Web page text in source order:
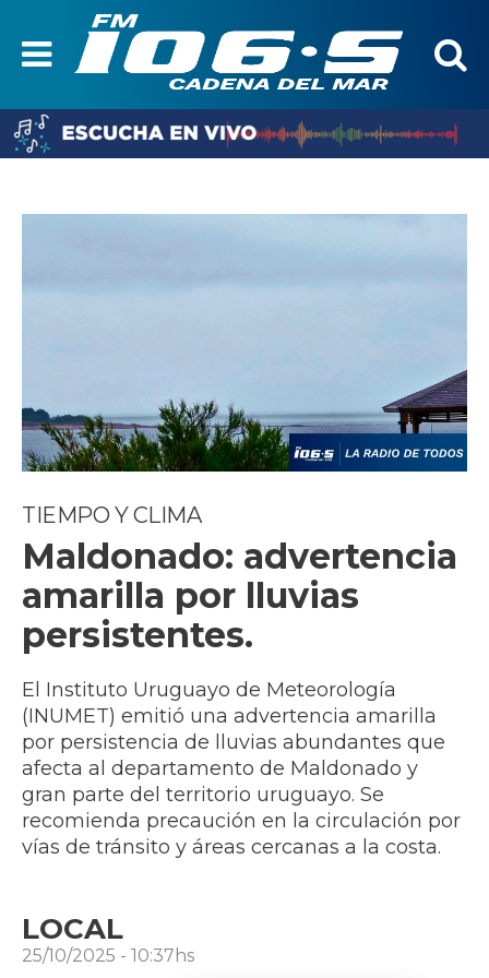
TIEMPO Y CLIMA
Maldonado: advertencia
amarilla por lluvias
persistentes.
El Instituto Uruguayo de Meteorología
(INUMET) emitió una advertencia amarilla
por persistencia de lluvias abundantes que
afecta al departamento de Maldonado y
gran parte del territorio uruguayo. Se
recomienda precaución en la circulación por
vías de tránsito y áreas cercanas a la costa.
LOCAL
25/10/2025 - 10:37hs